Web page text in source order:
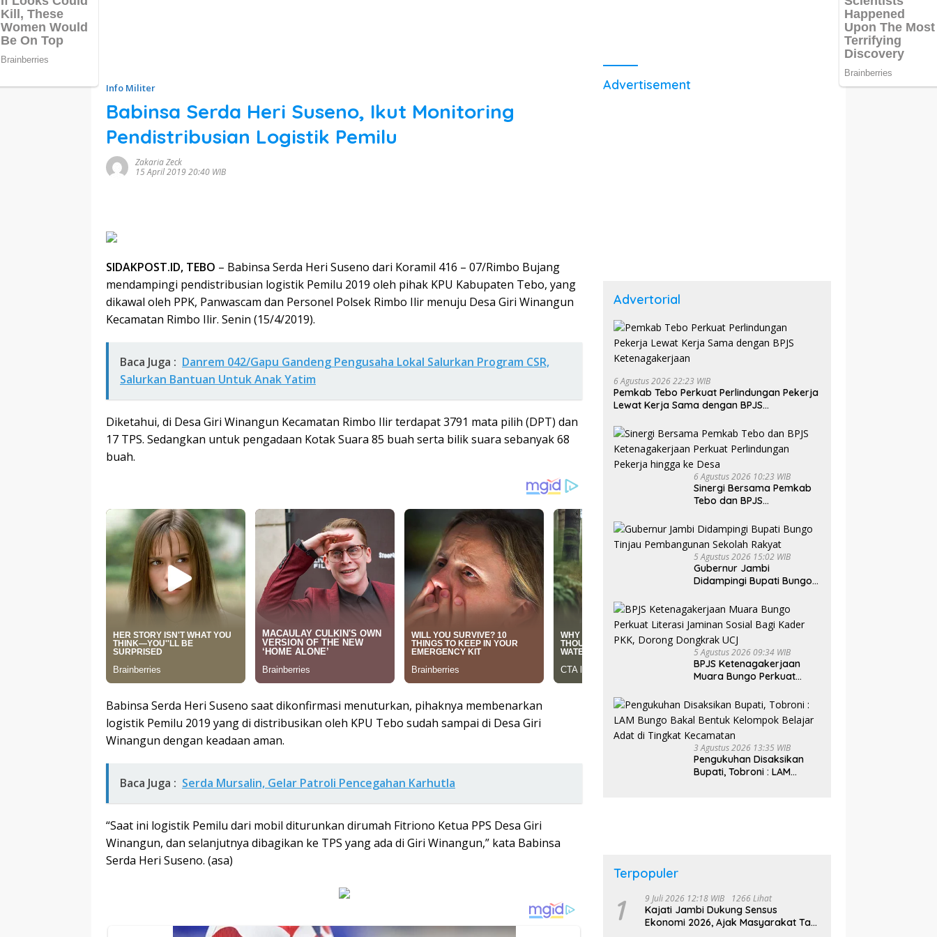
Info Militer
Babinsa Serda Heri Suseno, Ikut Monitoring
Pendistribusian Logistik Pemilu
Zakaria Zeck
15 April 2019 20:40 WIB
SIDAKPOST.ID, TEBO – Babinsa Serda Heri Suseno dari Koramil 416 – 07/Rimbo Bujang
mendampingi pendistribusian logistik Pemilu 2019 oleh pihak KPU Kabupaten Tebo, yang
dikawal oleh PPK, Panwascam dan Personel Polsek Rimbo Ilir menuju Desa Giri Winangun
Kecamatan Rimbo Ilir. Senin (15/4/2019).
Baca Juga : Danrem 042/Gapu Gandeng Pengusaha Lokal Salurkan Program CSR,
Salurkan Bantuan Untuk Anak Yatim
Diketahui, di Desa Giri Winangun Kecamatan Rimbo Ilir terdapat 3791 mata pilih (DPT) dan
17 TPS. Sedangkan untuk pengadaan Kotak Suara 85 buah serta bilik suara sebanyak 68
buah.
Babinsa Serda Heri Suseno saat dikonfirmasi menuturkan, pihaknya membenarkan
logistik Pemilu 2019 yang di distribusikan oleh KPU Tebo sudah sampai di Desa Giri
Winangun dengan keadaan aman.
Baca Juga : Serda Mursalin, Gelar Patroli Pencegahan Karhutla
“Saat ini logistik Pemilu dari mobil diturunkan dirumah Fitriono Ketua PPS Desa Giri
Winangun, dan selanjutnya dibagikan ke TPS yang ada di Giri Winangun,” kata Babinsa
Serda Heri Suseno. (asa)
Advertisement
Advertorial
6 Agustus 2026 22:23 WIB
Pemkab Tebo Perkuat Perlindungan Pekerja
Lewat Kerja Sama dengan BPJS
6 Agustus 2026 10:23 WIB
Sinergi Bersama Pemkab
Tebo dan BPJS
Perlindungan Pekerja
hingga ke Desa
5 Agustus 2026 15:02 WIB
Gubernur Jambi
Didampingi Bupati Bungo
Sekolah Rakyat
5 Agustus 2026 09:34 WIB
BPJS Ketenagakerjaan
Muara Bungo Perkuat
Bagi Kader PKK, Dorong
Dongkrak UCJ
3 Agustus 2026 13:35 WIB
Pengukuhan Disaksikan
Bupati, Tobroni : LAM
Terpopuler
1 9 Juli 2026 12:18 WIB 1266 Lihat
Kajati Jambi Dukung Sensus
Ekonomi 2026, Ajak Masyarakat Tak